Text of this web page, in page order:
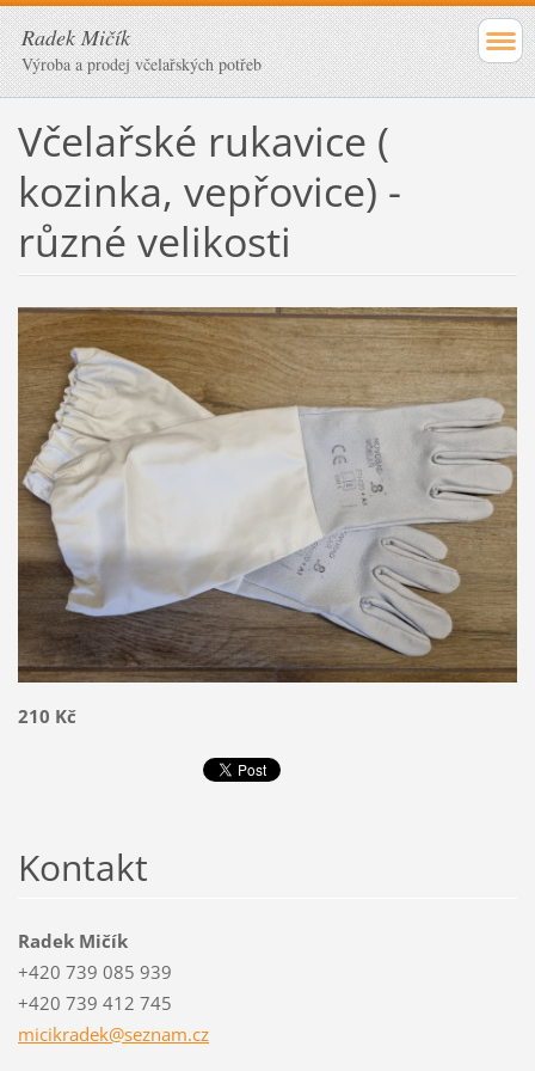
Radek Mičík
Výroba a prodej včelařských potřeb
Včelařské rukavice (
kozinka, vepřovice) -
různé velikosti
210 Kč
Kontakt
Radek Mičík
+420 739 085 939
+420 739 412 745
micikradek@seznam.cz